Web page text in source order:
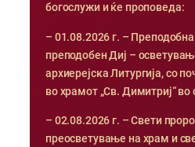
богослужи и ќе проповеда:
– 01.08.2026 г. –
преподобен Диј –
архиерејска Литургија, со
во храмот „Св. Димитриј“ во
– 02.08.2026 г. – Свети
преосветување на храм и